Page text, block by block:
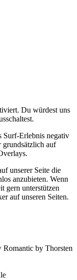
Du würdest uns
Surf-Erlebnis negativ
grundsätzlich auf
unserer Seite die
anzubieten. Wenn
gern unterstützen
auf unseren Seiten.
Romantic by Thorsten